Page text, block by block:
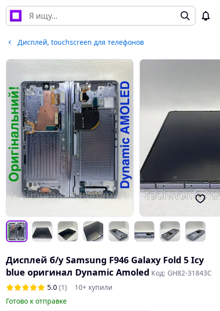
Дисплей, touchscreen для телефонов
Дисплей б/у Samsung F946 Galaxy Fold 5 Icy
blue оригинал Dynamic Amoled Код: GH82-31843C
5.0 (1)
10+ купили
Готово к отправке